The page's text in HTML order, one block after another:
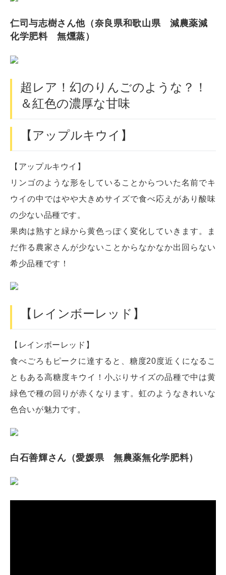
仁司与志樹さん他（奈良県和歌山県 減農薬減
化学肥料 無燻蒸）
超レア！幻のりんごのような？！
＆紅色の濃厚な甘味
【アップルキウイ】
【アップルキウイ】
リンゴのような形をしていることからついた名前でキ
ウイの中ではやや大きめサイズで食べ応えがあり酸味
の少ない品種です。
果肉は熟すと緑から黄色っぽく変化していきます。ま
だ作る農家さんが少ないことからなかなか出回らない
希少品種です！
【レインボーレッド】
【レインボーレッド】
食べごろもピークに達すると、糖度20度近くになるこ
ともある高糖度キウイ！小ぶりサイズの品種で中は黄
緑色で種の回りが赤くなります。虹のようなきれいな
色合いが魅力です。
白石善輝さん（愛媛県 無農薬無化学肥料）